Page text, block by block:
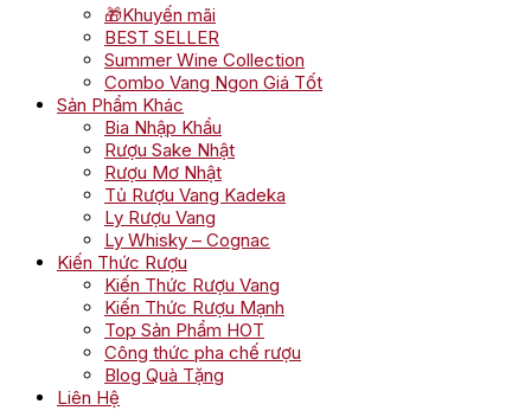
🎁Khuyến mãi
BEST SELLER
Summer Wine Collection
Combo Vang Ngon Giá Tốt
Sản Phẩm Khác
Bia Nhập Khẩu
Rượu Sake Nhật
Rượu Mơ Nhật
Tủ Rượu Vang Kadeka
Ly Rượu Vang
Ly Whisky – Cognac
Kiến Thức Rượu
Kiến Thức Rượu Vang
Kiến Thức Rượu Mạnh
Top Sản Phẩm HOT
Công thức pha chế rượu
Blog Quà Tặng
Liên Hệ